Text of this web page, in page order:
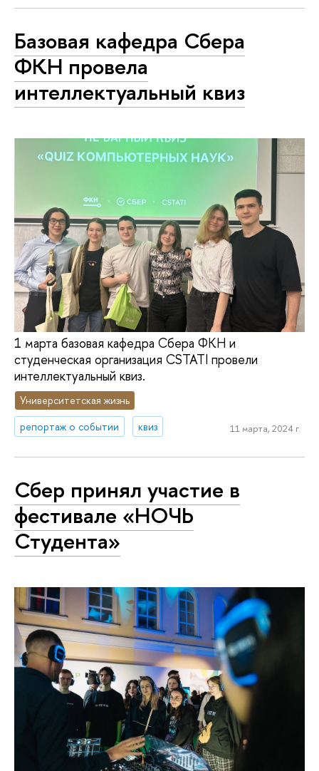
Базовая кафедра Сбера
ФКН провела
интеллектуальный квиз
1 марта базовая кафедра Сбера ФКН и
студенческая организация CSTATI провели
интеллектуальный квиз.
Университетская жизнь
репортаж о событии
квиз 11 марта, 2024 г.
Сбер принял участие в
фестивале «НОЧЬ
Студента»